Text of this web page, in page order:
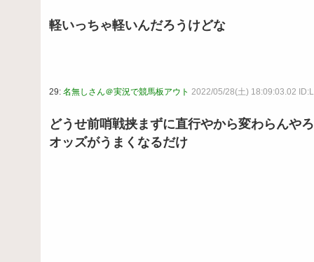
軽いっちゃ軽いんだろうけどな
29: 名無しさん＠実況で競馬板アウト 2022/05/28(土) 18:09:03.02
どうせ前哨戦挟まずに直行やから変わらんやろ
オッズがうまくなるだけ